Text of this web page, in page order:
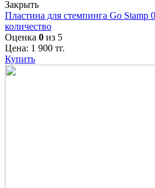
Закрыть
Пластина для стемпинга Go Stamp
количество
Оценка 0 из 5
Цена: 1 900 тг.
Купить